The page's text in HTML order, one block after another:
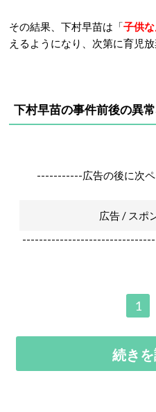
その結果、下村早苗は「子供
えるようになり、次第に育児
下村早苗の事件前後の異
-----------広告の後に次
広告 / スポ
1
続き